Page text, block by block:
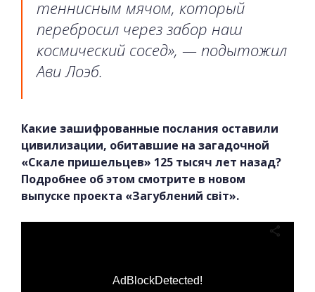
теннисным мячом, который
перебросил через забор наш
космический сосед», — подытожил
Ави Лоэб.
Какие зашифрованные послания оставили
цивилизации, обитавшие на загадочной
«Скале пришельцев» 125 тысяч лет назад?
Подробнее об этом смотрите в новом
выпуске проекта «Загублений світ».
AdBlockDetected!